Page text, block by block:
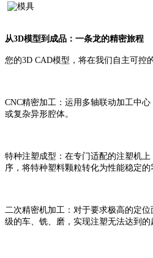
从3D模型到成品：一条龙的精密旅程
您的3D CAD模型，将在我们自主可控
CNC精密加工：运用多轴联动加工中
或复杂异形腔体。
特种注塑成型：在专门适配的注塑机
序，将特种塑料颗粒转化为性能稳定的
二次精密机加工：对于要求极高的定
级的车、铣、磨，实现注塑无法达到的